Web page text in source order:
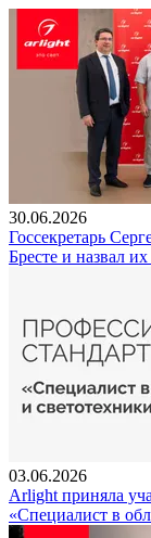
30.06.2026
Госсекретарь
Бресте и назвал
03.06.2026
Arlight приняла
«Специалист в